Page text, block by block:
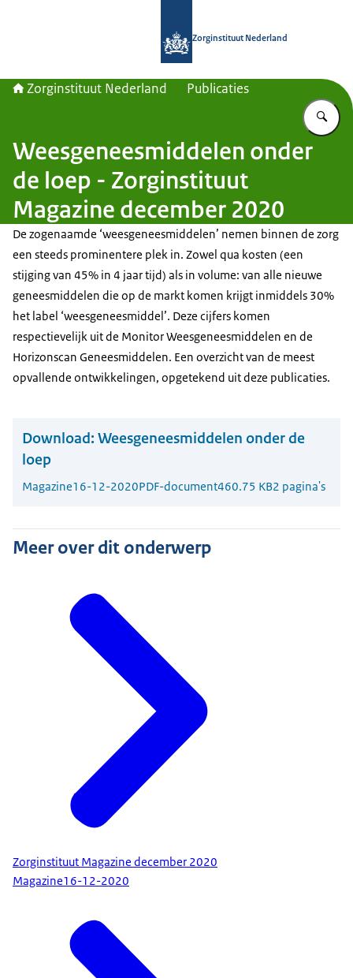
Zorginstituut Nederland
Zorginstituut Nederland Publicaties
Weesgeneesmiddelen onder
de loep - Zorginstituut
Magazine december 2020
De zogenaamde ‘weesgeneesmiddelen’ nemen binnen de zorg
een steeds prominentere plek in. Zowel qua kosten (een
stijging van 45% in 4 jaar tijd) als in volume: van alle nieuwe
geneesmiddelen die op de markt komen krijgt inmiddels 30%
het label ‘weesgeneesmiddel’. Deze cijfers komen
respectievelijk uit de Monitor Weesgeneesmiddelen en de
Horizonscan Geneesmiddelen. Een overzicht van de meest
opvallende ontwikkelingen, opgetekend uit deze publicaties.
Download: Weesgeneesmiddelen onder de
loep
Magazine16-12-2020PDF-document460.75 KB2 pagina's
Meer over dit onderwerp
Zorginstituut Magazine december 2020
Magazine16-12-2020